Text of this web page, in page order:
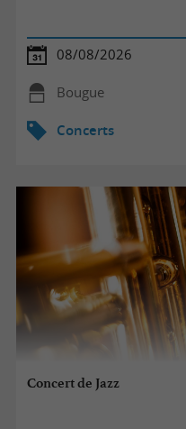
08/08/2026
Bougue
Concerts
Concert de Jazz